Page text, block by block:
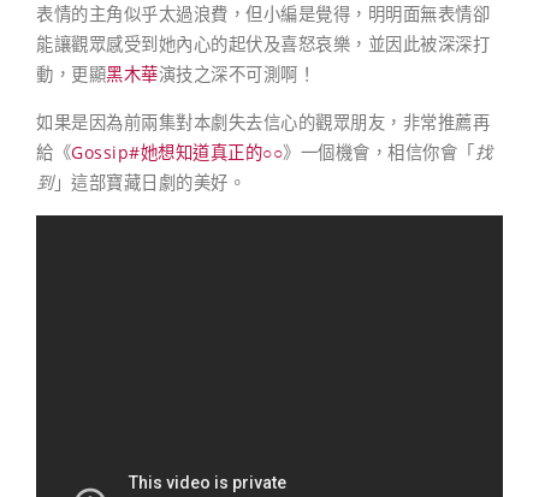
表情的主角似乎太過浪費，但小編是覺得，明明面無表情卻
能讓觀眾感受到她內心的起伏及喜怒哀樂，並因此被深深打
動，更顯黑木華演技之深不可測啊！
如果是因為前兩集對本劇失去信心的觀眾朋友，非常推薦再
給《Gossip#她想知道真正的○○》一個機會，相信你會「找
到」這部寶藏日劇的美好。